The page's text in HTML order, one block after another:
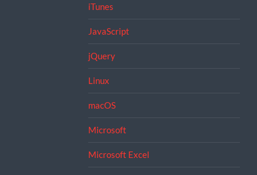
iTunes
JavaScript
jQuery
Linux
macOS
Microsoft
Microsoft Excel